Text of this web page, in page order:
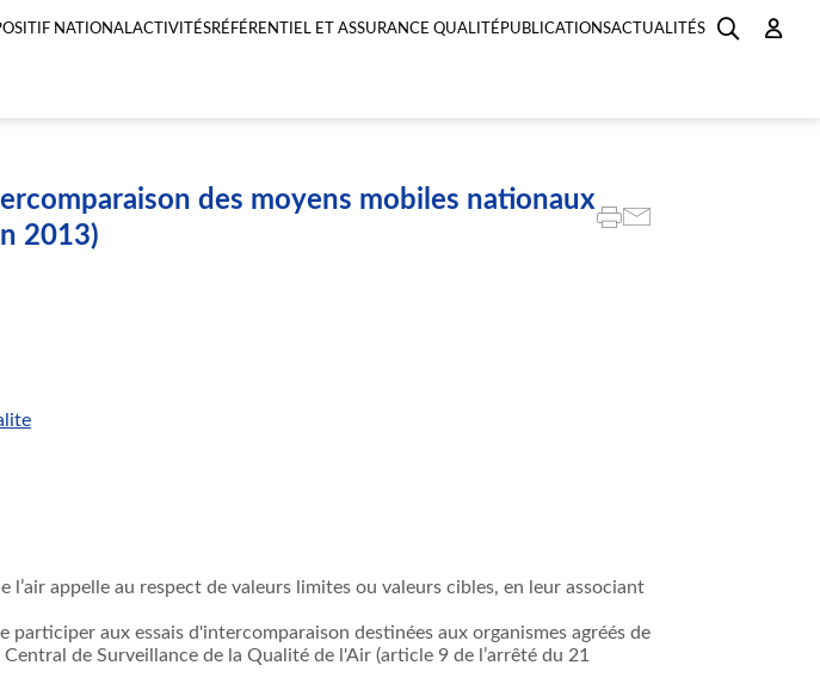
NATIONALACTIVITÉSRÉFÉRENTIEL ET ASSURANCE QUALITÉ PUBLICATIONSACTUALITÉS
des moyens mobiles nationaux
2013)
appelle au respect de valeurs limites ou valeurs cibles, en leur associant
aux essais d'intercomparaison destinées aux organismes agréés de
de Surveillance de la Qualité de l'Air (article 9 de l’arrêté du 21